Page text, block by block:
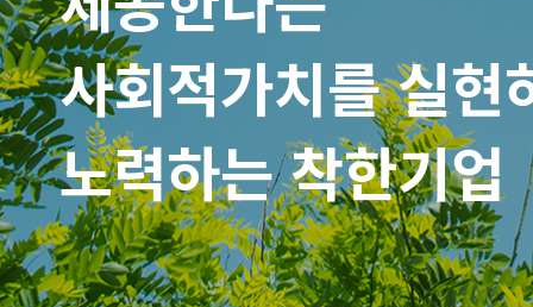
사회적가치를 실현
노력하는 착한기업